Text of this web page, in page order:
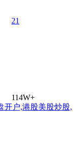
21
114W+